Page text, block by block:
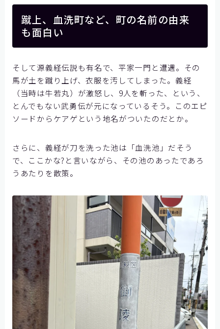
蹴上、血洗町など、町の名前の由来
も面白い
そして源義経伝説も有名で、平家一門と遭遇。その
馬が土を蹴り上げ、衣服を汚してしまった。義経
（当時は牛若丸）が激怒し、9人を斬った、という、
とんでもない武勇伝が元になっているそう。このエピ
ソードからケアゲという地名がついたのだとか。
さらに、義経が刀を洗った池は「血洗池」だそう
で、ここかな?と言いながら、その池のあったであろ
うあたりを散策。